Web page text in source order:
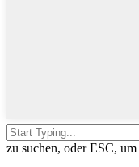
zu suchen, oder ESC,